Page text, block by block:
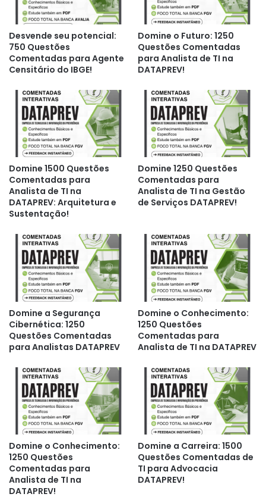
Desvende seu potencial:
750 Questões
Comentadas para Agente
Censitário do IBGE!
Domine o Futuro: 1250
Questões Comentadas
para Analista de TI na
DATAPREV!
Domine 1500 Questões
Comentadas para
Analista de TI na
DATAPREV: Arquitetura e
Sustentação!
Domine 1250 Questões
Comentadas para
Analista de TI na Gestão
de Serviços DATAPREV!
Domine a Segurança
Cibernética: 1250
Questões Comentadas
para Analistas DATAPREV
Domine o Conhecimento:
1250 Questões
Comentadas para
Analista de TI na DATAPREV
Domine o Conhecimento:
1250 Questões
Comentadas para
Analista de TI na
DATAPREV!
Domine a Carreira: 1500
Questões Comentadas de
TI para Advocacia
DATAPREV!